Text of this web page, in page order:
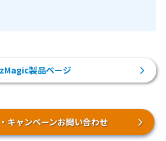
製品ページ
キャンペーンお問い合わせ